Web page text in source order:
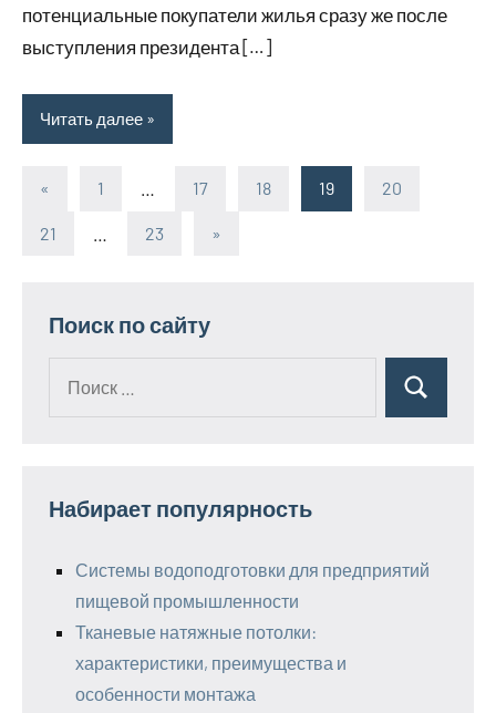
потенциальные покупатели жилья сразу же после
выступления президента […]
Читать далее
Пагинация
«
Предыдущие
1 17 18 19 20
21 23
Следующие
»
Поиск по сайту
Поиск
Набирает популярность
Системы водоподготовки для предприятий
пищевой промышленности
Тканевые натяжные потолки:
характеристики, преимущества и
особенности монтажа